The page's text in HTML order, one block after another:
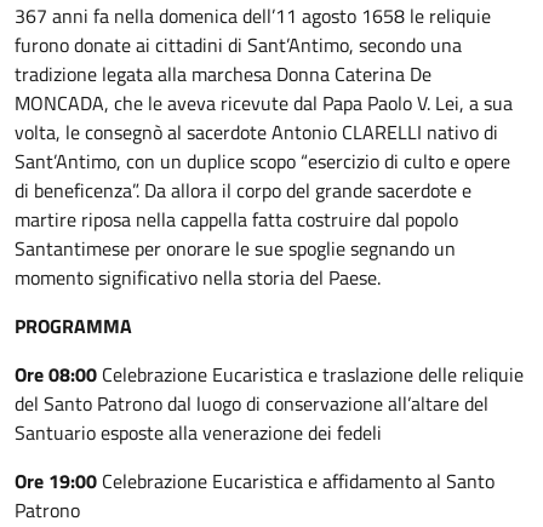
367 anni fa nella domenica dell’11 agosto 1658 le reliquie
furono donate ai cittadini di Sant’Antimo, secondo una
tradizione legata alla marchesa Donna Caterina De
MONCADA, che le aveva ricevute dal Papa Paolo V. Lei, a sua
volta, le consegnò al sacerdote Antonio CLARELLI nativo di
Sant’Antimo, con un duplice scopo “esercizio di culto e opere
di beneficenza”. Da allora il corpo del grande sacerdote e
martire riposa nella cappella fatta costruire dal popolo
Santantimese per onorare le sue spoglie segnando un
momento significativo nella storia del Paese.
PROGRAMMA
Ore 08:00 Celebrazione Eucaristica e traslazione delle reliquie
del Santo Patrono dal luogo di conservazione all’altare del
Santuario esposte alla venerazione dei fedeli
Ore 19:00 Celebrazione Eucaristica e affidamento al Santo
Patrono